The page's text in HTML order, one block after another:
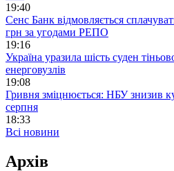
19:40
Сенс Банк відмовляється
грн за угодами РЕПО
19:16
Україна уразила шість суден
енерговузлів
19:08
Гривня зміцнюється: НБУ знизив
серпня
18:33
Всі новини
Архів